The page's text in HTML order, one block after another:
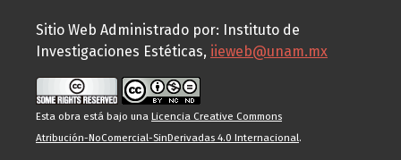
Sitio Web Administrado por: Instituto de
Investigaciones Estéticas, iieweb@unam.mx
Esta obra está bajo una Licencia Creative Commons
Atribución-NoComercial-SinDerivadas 4.0 Internacional.